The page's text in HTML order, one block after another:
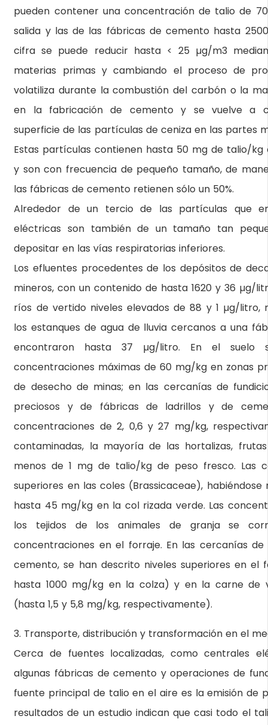
pueden contener una concentración de talio de
salida y las de las fábricas de cemento hasta
cifra se puede reducir hasta < 25 µg/m3
materias primas y cambiando el proceso de
volatiliza durante la combustión del carbón o la
en la fabricación de cemento y se vuelve a
superficie de las partículas de ceniza en las partes
Estas partículas contienen hasta 50 mg de talio/kg
y son con frecuencia de pequeño tamaño, de
las fábricas de cemento retienen sólo un 50%.
Alrededor de un tercio de las partículas que
eléctricas son también de un tamaño tan
depositar en las vías respiratorias inferiores.
Los efluentes procedentes de los depósitos de
mineros, con un contenido de hasta 1620 y 36 µg/
ríos de vertido niveles elevados de 88 y 1 µg/litro,
los estanques de agua de lluvia cercanos a una
encontraron hasta 37 µg/litro. En el suelo
concentraciones máximas de 60 mg/kg en zonas
de desecho de minas; en las cercanías de
preciosos y de fábricas de ladrillos y de
concentraciones de 2, 0,6 y 27 mg/kg,
contaminadas, la mayoría de las hortalizas,
menos de 1 mg de talio/kg de peso fresco. Las
superiores en las coles (Brassicaceae), habiéndose
hasta 45 mg/kg en la col rizada verde. Las
los tejidos de los animales de granja se
concentraciones en el forraje. En las cercanías
cemento, se han descrito niveles superiores en el
hasta 1000 mg/kg en la colza) y en la carne de
(hasta 1,5 y 5,8 mg/kg, respectivamente).
3. Transporte, distribución y transformación en el
Cerca de fuentes localizadas, como centrales
algunas fábricas de cemento y operaciones de
fuente principal de talio en el aire es la emisión de
resultados de un estudio indican que casi todo el